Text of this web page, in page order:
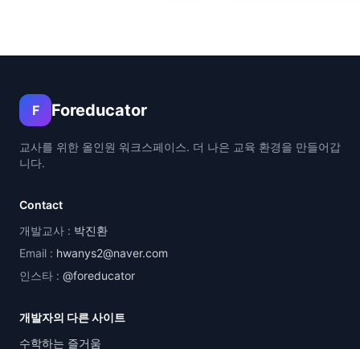
F Foreducator
교사를 위한 올인원 워크스페이스. 더 나은 교육 환경을 만들어갑
니다.
Contact
개발교사 : 박진환
Email : hwanys2@naver.com
인스타 : @foreducator
개발자의 다른 사이트
수학하는 즐거움